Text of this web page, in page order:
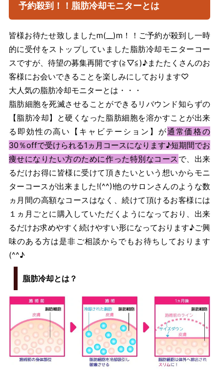
予約殺到！！脂肪冷却モニターとは
皆様お待たせ致しましたm(__)m！！ご予約が殺到し一時
的に受付をストップしていました脂肪冷却モニターコー
スですが、待望の募集再開です(≧▽≦)♪またたくさんのお
客様にお会いできることを楽しみにしております♡
大人気の脂肪冷却モニターとは・・・
脂肪細胞を死滅させることができるリバウンド知らずの
【脂肪冷却】と硬くなった脂肪細胞を溶かすことが出来
る即効性の高い【キャビテーション】が通常価格の
30％offで受けられる1ヵ月コースになります♪短期間でお
痩せになりたい方のために作った特別なコース で、出来
るだけお得に皆様に受けて頂きたいという想いからモニ
ターコースが出来ました!(^^)!他のサロンさんのような数
ヵ月間の高額なコースはなく、続けて頂けるお客様には
１ヵ月ごとに購入していただくようになっており、出来
るだけお求めやすく続けやすい形になっております♪ご興
味のある方は是非ご相談からでもお待ちしております
(^^♪
脂肪冷却とは？